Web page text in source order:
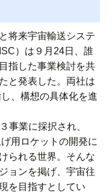
将来宇宙輸送システ
）は９月24日、誰
指した事業検討を共
と発表した。両社は
、構想の具体化を進
事業に採択され、
用ロケットの開発に
られる世界。そんな
ョンを掲げ、宇宙往
を目指すとしてい